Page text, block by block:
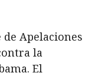
Apelaciones
la
El